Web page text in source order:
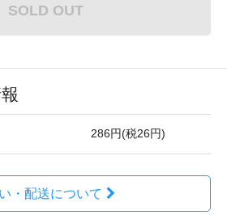
SOLD OUT
286円(税26円)
・配送について